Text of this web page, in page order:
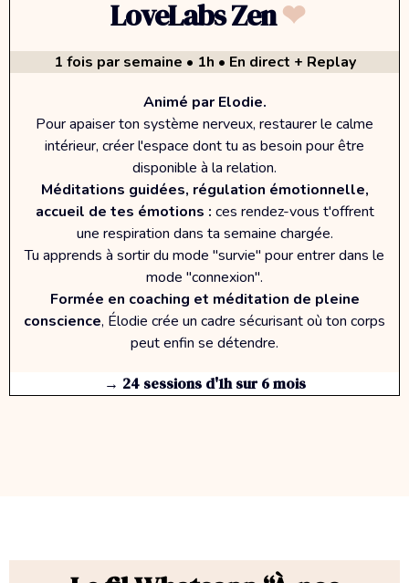
LoveLabs Zen❤︎
1 fois par semaine • 1h • En direct + Replay
Animé par Elodie.
Pour apaiser ton système nerveux, restaurer le calme
intérieur, créer l'espace dont tu as besoin pour être
disponible à la relation.
Méditations guidées, régulation émotionnelle,
accueil de tes émotions : ces rendez-vous t'offrent
une respiration dans ta semaine chargée.
Tu apprends à sortir du mode "survie" pour entrer dans le
mode "connexion".
Formée en coaching et méditation de pleine
conscience, Élodie crée un cadre sécurisant où ton corps
peut enfin se détendre.
→ 24 sessions d'1h sur 6 mois